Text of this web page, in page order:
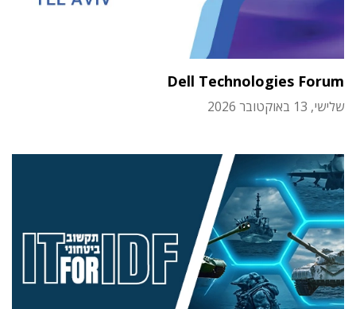
Dell Technologies Forum
שלישי, 13 באוקטובר 2026